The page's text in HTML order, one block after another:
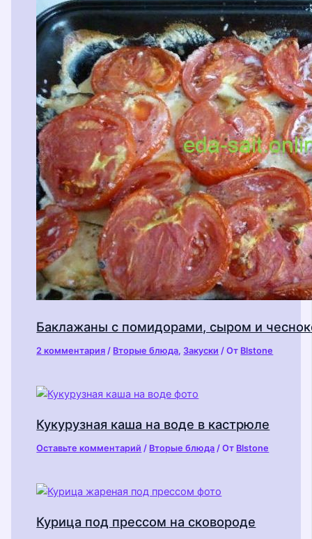
Баклажаны с помидорами, сыром и
2 комментария / Вторые блюда, Закуски / От Blstone
Кукурузная каша на воде в кастрюле
Оставьте комментарий / Вторые блюда / От Blstone
Курица под прессом на сковороде